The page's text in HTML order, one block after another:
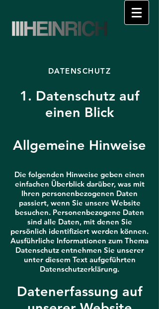
DATENSCHUTZ
1. Datenschutz auf
einen Blick
Allgemeine Hinweise
Die folgenden Hinweise geben einen
einfachen Überblick darüber, was mit
Ihren personenbezogenen Daten
passiert, wenn Sie unsere Website
besuchen. Personenbezogene Daten
sind alle Daten, mit denen Sie
persönlich identifiziert werden können.
Ausführliche Informationen zum Thema
Datenschutz entnehmen Sie unserer
unter diesem Text aufgeführten
Datenschutzerklärung.
Datenerfassung auf